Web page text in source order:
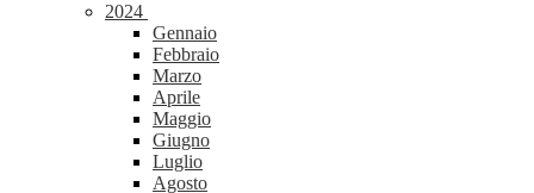
2024
Gennaio
Febbraio
Marzo
Aprile
Maggio
Giugno
Luglio
Agosto